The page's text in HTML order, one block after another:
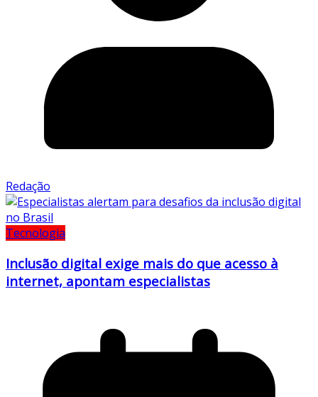
Redação
Tecnologia
Inclusão digital exige mais do que acesso à
internet, apontam especialistas